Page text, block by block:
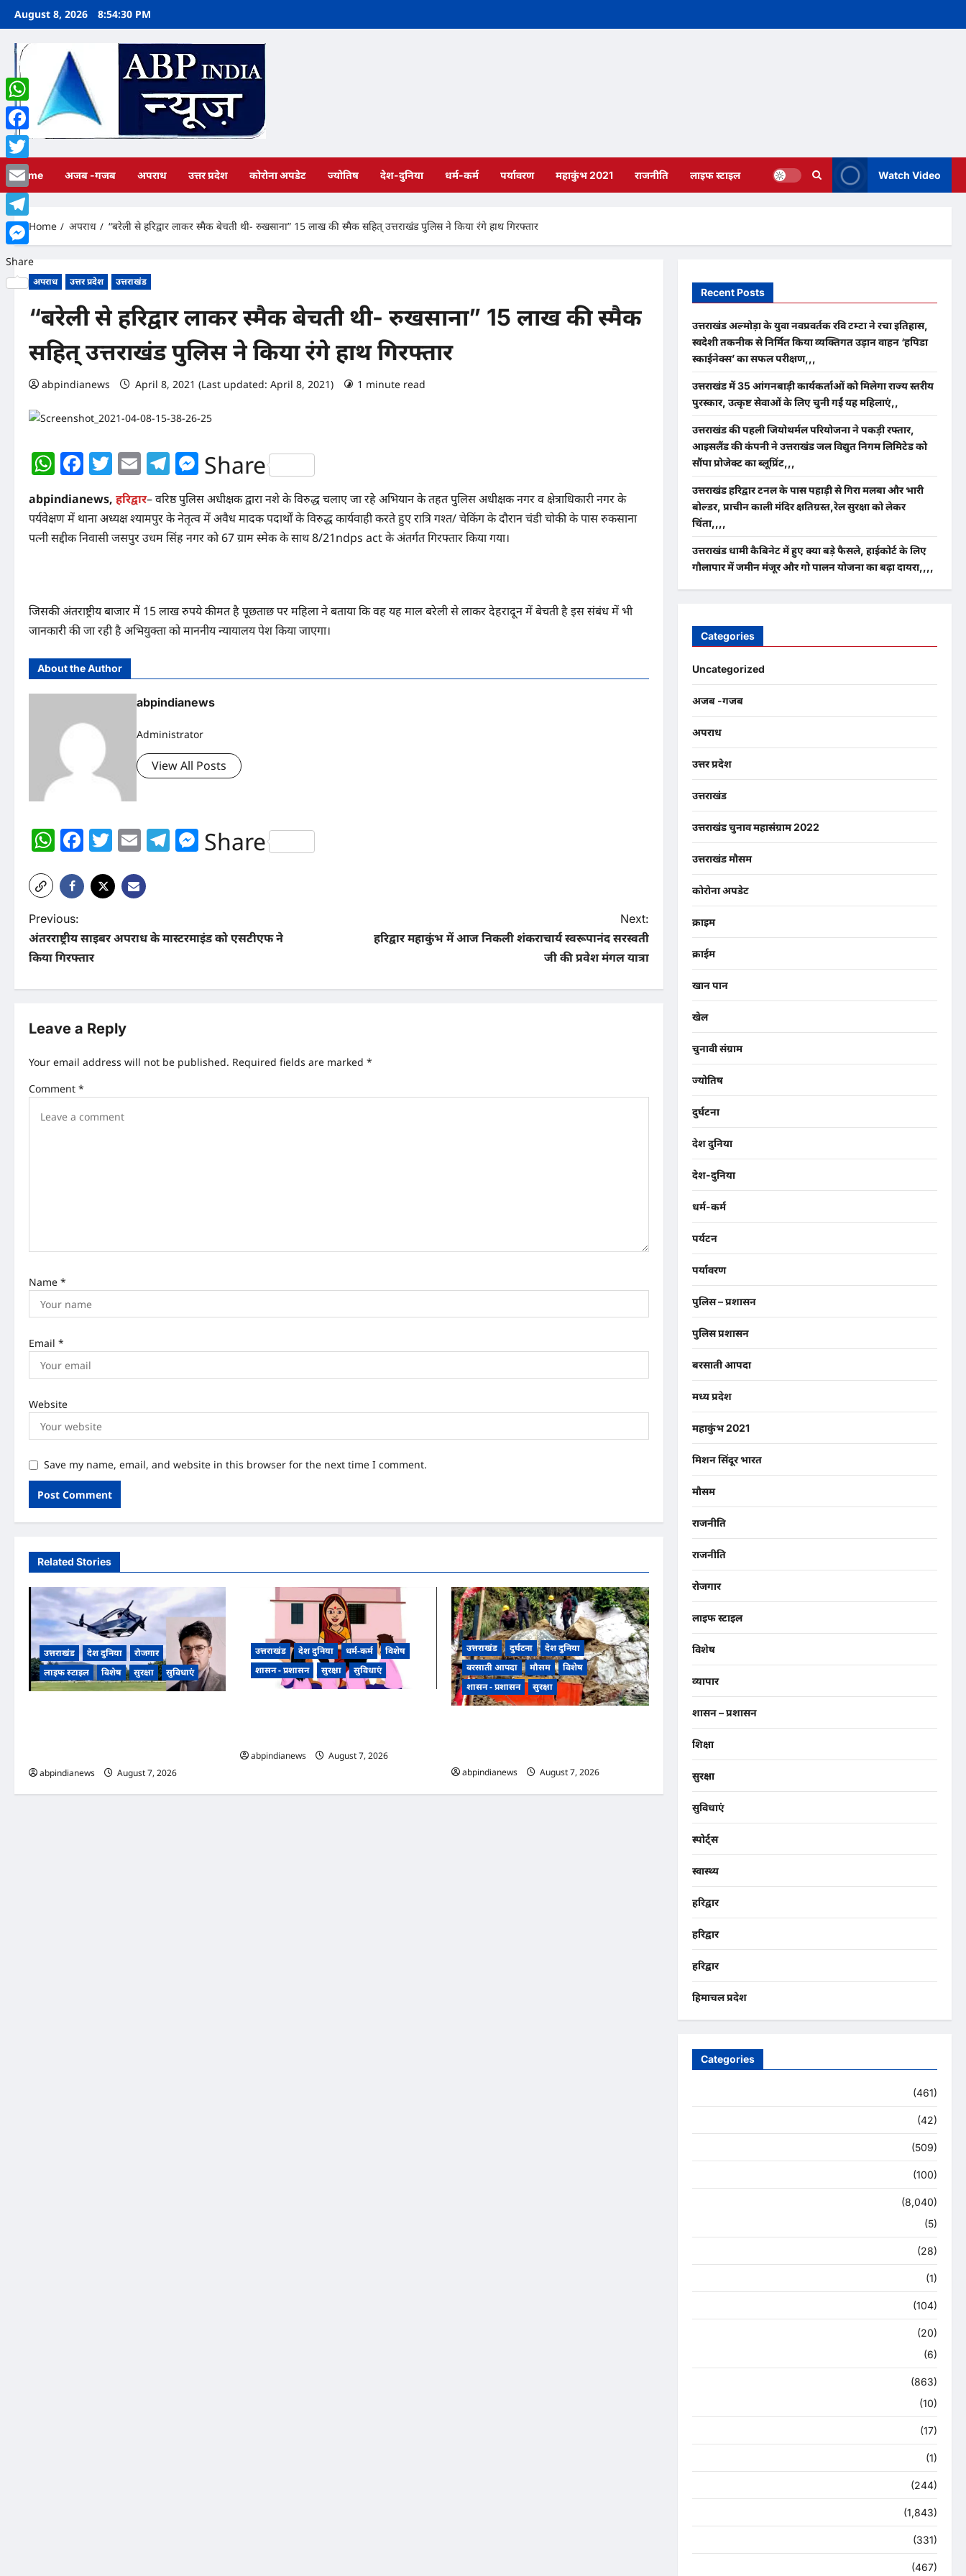
Skip
content
August 8, 2026 8:54:31 PM
Home अजब -गजब अपराध उत्तर प्रदेश कोरोना अपडेट ज्योतिष देश-दुनिया धर्म-कर्म पर्यावरण महाकुंभ 2021 राजनीति लाइफ स्टाइल Watch Video
Home अपराध “बरेली से हरिद्वार लाकर स्मैक बेचती थी- रुखसाना” 15 लाख की स्मैक सहित् उत्तराखंड पुलिस ने किया रंगे हाथ गिरफ्तार
अपराध उत्तर प्रदेश उत्तराखंड
“बरेली से हरिद्वार लाकर स्मैक बेचती थी- रुखसाना” 15 लाख की स्मैक
सहित् उत्तराखंड पुलिस ने किया रंगे हाथ गिरफ्तार
abpindianews April 8, 2021 (Last updated: April 8, 2021) 1 minute read
WhatsApp
Facebook
Twitter
EmailTelegram
Messenger
Share
abpindianews, हरिद्वार– वरिष्ठ पुलिस अधीक्षक द्वारा नशे के विरुद्ध चलाए जा रहे अभियान के तहत पुलिस अधीक्षक नगर व क्षेत्राधिकारी नगर के
पर्यवेक्षण में थाना अध्यक्ष श्यामपुर के नेतृत्व में अवैध मादक पदार्थों के विरुद्ध कार्यवाही करते हुए रात्रि गश्त/ चेकिंग के दौरान चंडी चोकी के पास रुकसाना
पत्नी सद्दीक निवासी जसपुर उधम सिंह नगर को 67 ग्राम स्मेक के साथ 8/21ndps act के अंतर्गत गिरफ्तार किया गया।
जिसकी अंतराष्ट्रीय बाजार में 15 लाख रुपये कीमत है पूछताछ पर महिला ने बताया कि वह यह माल बरेली से लाकर देहरादून में बेचती है इस संबंध में भी
जानकारी की जा रही है अभियुक्ता को माननीय न्यायालय पेश किया जाएगा।
About the Author
abpindianews
Administrator
View All Posts
WhatsApp
Facebook
Twitter
EmailTelegram
Messenger
Share
P
o
n
i
n
Previous:
अंतरराष्ट्रीय साइबर अपराध के मास्टरमाइंड को एसटीएफ ने
किया गिरफ्तार
Next:
हरिद्वार महाकुंभ में आज निकली शंकराचार्य स्वरूपानंद सरस्वती
जी की प्रवेश मंगल यात्रा
Leave a Reply
Your email address will not be published. Required fields are marked *
Comment *
Name *
Email *
Website
Save my name, email, and website in this browser for the next time I comment.
Related Stories
उत्तराखंड देश दुनिया
रोजगार
लाइफ स्टाइल
विशेष सुरक्षा सुविधाएं
abpindianews
August 7, 2026
उत्तराखंड देश दुनिया धर्म-कर्म
विशेष
शासन - प्रशासन
सुरक्षा सुविधाएं
abpindianews
August 7, 2026
उत्तराखंड दुर्घटना
देश दुनिया
बरसाती आपदा
मौसम
विशेष
शासन - प्रशासन
सुरक्षा
abpindianews
August 7, 2026
Recent Posts
उत्तराखंड अल्मोड़ा के युवा नवप्रवर्तक रवि टम्टा ने रचा इतिहास,
स्वदेशी तकनीक से निर्मित किया व्यक्तिगत उड़ान वाहन ‘हपिडा
स्काईनेक्स’ का सफल परीक्षण,,,
उत्तराखंड में 35 आंगनबाड़ी कार्यकर्ताओं को मिलेगा राज्य स्तरीय
पुरस्कार, उत्कृष्ट सेवाओं के लिए चुनी गईं यह महिलाएं,,
उत्तराखंड की पहली जियोथर्मल परियोजना ने पकड़ी रफ्तार,
आइसलैंड की कंपनी ने उत्तराखंड जल विद्युत निगम लिमिटेड को
सौंपा प्रोजेक्ट का ब्लूप्रिंट,,,
उत्तराखंड हरिद्वार टनल के पास पहाड़ी से गिरा मलबा और भारी
बोल्डर, प्राचीन काली मंदिर क्षतिग्रस्त,रेल सुरक्षा को लेकर
चिंता,,,,
उत्तराखंड धामी कैबिनेट में हुए क्या बड़े फैसले, हाईकोर्ट के लिए
गौलापार में जमीन मंजूर और गो पालन योजना का बढ़ा दायरा,,,,
Categories
Uncategorized
अजब -गजब
अपराध
उत्तर प्रदेश
उत्तराखंड
उत्तराखंड चुनाव महासंग्राम 2022
उत्तराखंड मौसम
कोरोना अपडेट
क्राइम
क्राईम
खान पान
खेल
चुनावी संग्राम
ज्योतिष
दुर्घटना
देश दुनिया
देश-दुनिया
धर्म-कर्म
पर्यटन
पर्यावरण
पुलिस – प्रशासन
पुलिस प्रशासन
बरसाती आपदा
मध्य प्रदेश
महाकुंभ 2021
मिशन सिंदूर भारत
मौसम
राजनीति
राजनीति
रोजगार
लाइफ स्टाइल
विशेष
व्यापार
शासन – प्रशासन
शिक्षा
सुरक्षा
सुविधाएं
स्पोर्ट्स
स्वास्थ्य
हरिद्वार
हरिद्वार
हरिद्वार
हिमाचल प्रदेश
Categories
(461)
(42)
(509)
(100)
(8,040)
(5)
(28)
(1)
(104)
(20)
(6)
(863)
(10)
(17)
(1)
(244)
(1,843)
(331)
(467)
WhatsApp
Facebook
Twitter
Email
Telegram
Messenger
Share